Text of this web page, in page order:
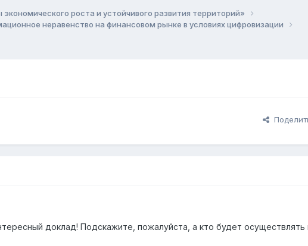
роста и устойчивого развития территорий»
неравенство на финансовом рынке в условиях цифровизации
доклад! Подскажите, пожалуйста, а кто будет осуществлять